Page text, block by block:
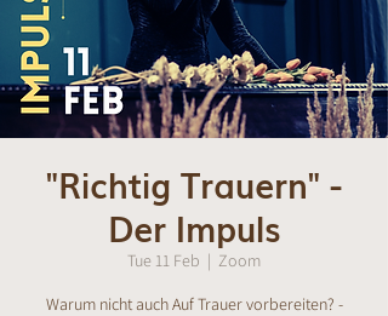
"Richtig Trauern" -
Der Impuls
Tue 11 Feb
  |
Zoom
Warum nicht auch Auf Trauer vorbereiten? -